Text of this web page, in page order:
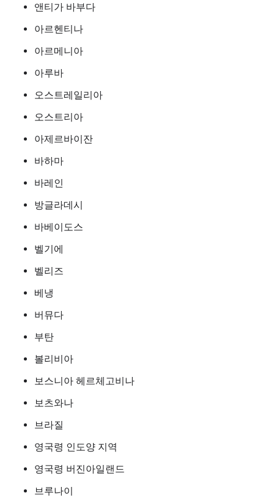
앤티가 바부다
아르헨티나
아르메니아
아루바
오스트레일리아
오스트리아
아제르바이잔
바하마
바레인
방글라데시
바베이도스
벨기에
벨리즈
베냉
버뮤다
부탄
볼리비아
보스니아 헤르체고비나
보츠와나
브라질
영국령 인도양 지역
영국령 버진아일랜드
브루나이